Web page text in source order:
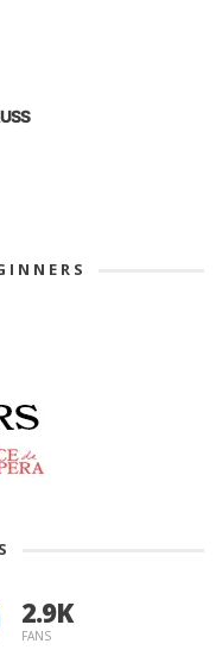
FANS